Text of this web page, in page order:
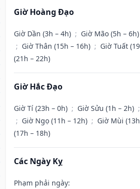
Giờ Hoàng Đạo
Giờ Dần (3h – 4h) ; Giờ Mão (5h – 6h)
; Giờ Thân (15h – 16h) ; Giờ Tuất
(21h – 22h)
Giờ Hắc Đạo
Giờ Tí (23h – 0h) ; Giờ Sửu (1h – 2h) ;
; Giờ Ngọ (11h – 12h) ; Giờ Mùi
(17h – 18h)
Các Ngày Kỵ
Phạm phải ngày: